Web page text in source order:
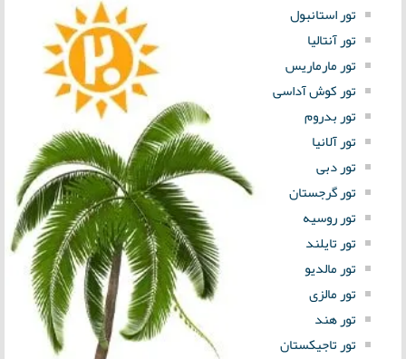
تور استانبول
تور آنتالیا
تور مارماریس
تور کوش آداسی
تور بدروم
تور آلانیا
تور دبی
تور گرجستان
تور روسیه
تور تایلند
تور مالدیو
تور مالزی
تور هند
تور تاجیکستان